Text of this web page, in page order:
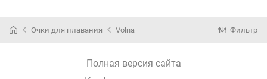
Очки для плавания Volna Фильтр
Полная версия сайта